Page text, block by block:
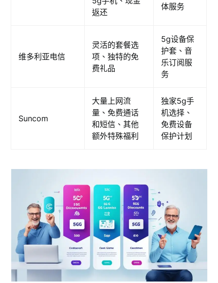
返还
体服务
维多利亚电信
灵活的套餐选
项、独特的免
费礼品
5g设备保
护套、音
乐订阅服
务
Suncom
大量上网流
量、免费通话
和短信、其他
额外特殊福利
独家5g手
机选择、
免费设备
保护计划